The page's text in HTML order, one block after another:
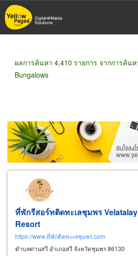
ข้าม
ไป
ผลการค้นหา 4,410 รายการ จากการค้น
Bungalows
ขายส่ง ขายปลีก ผู้ผลิต
ผู้ส่งออก/นำเข้า
ธุรกิจบริการ
ที่พักรีสอร์ทติดทะเลชุมพร Velatalay
Resort
https://www.ที่พักติดทะเลชุมพร.com
ตำบลด่านสวี อำเภอสวี จังหวัดชุมพร 86130